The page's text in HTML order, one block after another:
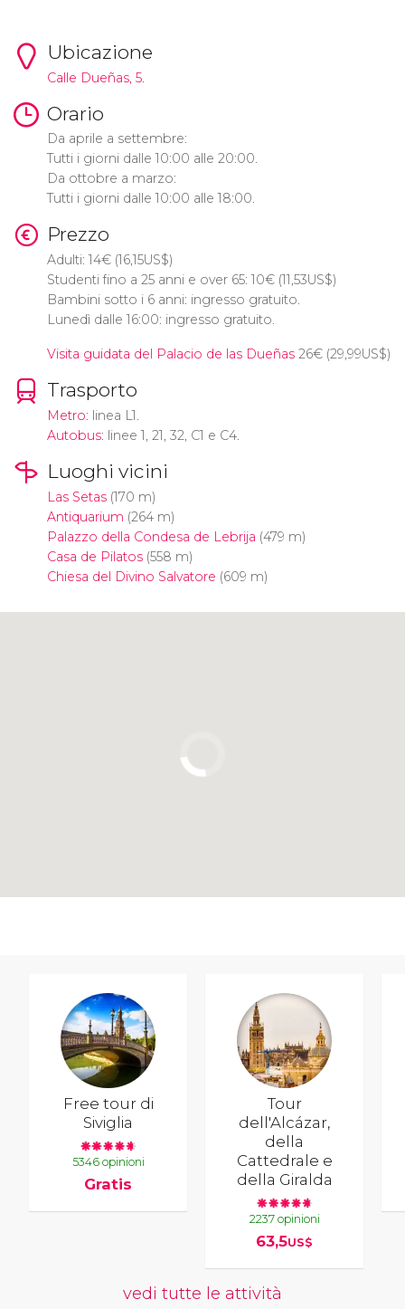
Ubicazione
Calle Dueñas, 5.
Orario
Da aprile a settembre:
Tutti i giorni dalle 10:00 alle 20:00.
Da ottobre a marzo:
Tutti i giorni dalle 10:00 alle 18:00.
Prezzo
Adulti: 14€(16,15US$)
Studenti fino a 25 anni e over 65: 10€(11,53US$)
Bambini sotto i 6 anni: ingresso gratuito.
Lunedì dalle 16:00: ingresso gratuito.
Visita guidata del Palacio de las Dueñas26€(29,99US$)
Trasporto
Metro: linea L1.
Autobus: linee 1, 21, 32, C1 e C4.
Luoghi vicini
Las Setas(170 m)
Antiquarium (264 m)
Palazzo della Condesa de Lebrija (479 m)
Casa de Pilatos(558 m)
Chiesa del Divino Salvatore (609 m)
Free tour di
Siviglia
5346 opinioni
Gratis
Tour
dell'Alcázar,
della
Cattedrale e
della Giralda
2237 opinioni
63,5US$
vedi tutte le attività